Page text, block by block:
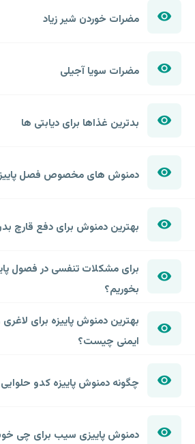
مضرات خوردن شیر زیاد
مضرات سویا آجیلی
بدترین غذاها برای دیابتی ها
دمنوش های مخصوص فصل پاییز
بهترین دمنوش برای دفع قارچ
برای مشکلات تنفسی در فصول
بخوریم؟
بهترین دمنوش پاییزه برای
ایمنی چیست؟
چگونه دمنوش پاییزه کدو حلوایی
دمنوش پاییزی سیب برای چی